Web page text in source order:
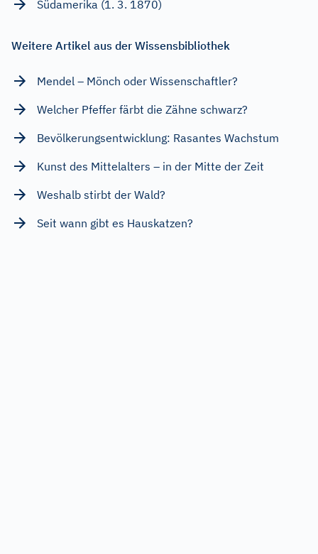
Südamerika (1. 3. 1870)
Weitere Artikel aus der Wissensbibliothek
Mendel – Mönch oder Wissenschaftler?
Welcher Pfeffer färbt die Zähne schwarz?
Bevölkerungsentwicklung: Rasantes Wachstum
Kunst des Mittelalters – in der Mitte der Zeit
Weshalb stirbt der Wald?
Seit wann gibt es Hauskatzen?